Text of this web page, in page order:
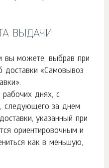
ВЫДАЧИ
вы можете, выбрав при
доставки «Самовывоз
рабочих днях, с
следующего за днем
указанный при
ориентировочным и
как в меньшую,